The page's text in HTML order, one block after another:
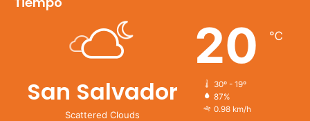
San Salvador
Scattered Clouds
20 ℃
30º - 19º
87%
0.98 km/h